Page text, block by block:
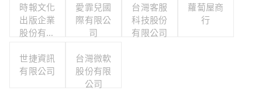
時報文化
出版企業
股份有限
福利委員
會
愛霏兒國
際有限公
司
台灣客服
科技股份
有限公司
蘿蔔屋商
行
世捷資訊
有限公司
台灣微軟
股份有限
公司